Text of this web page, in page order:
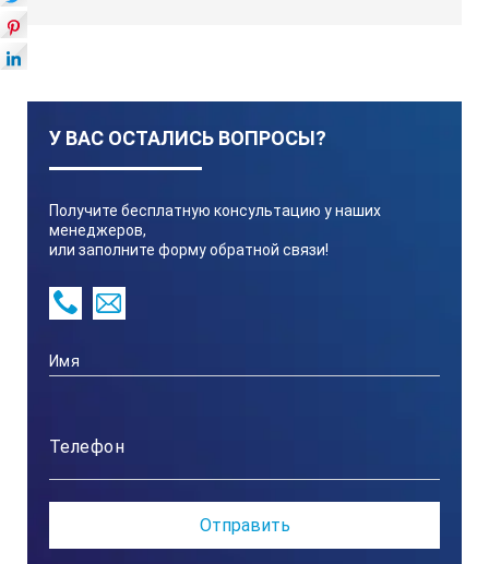
У ВАС ОСТАЛИСЬ ВОПРОСЫ?
Получите бесплатную консультацию у наших
менеджеров,
или заполните форму обратной связи!